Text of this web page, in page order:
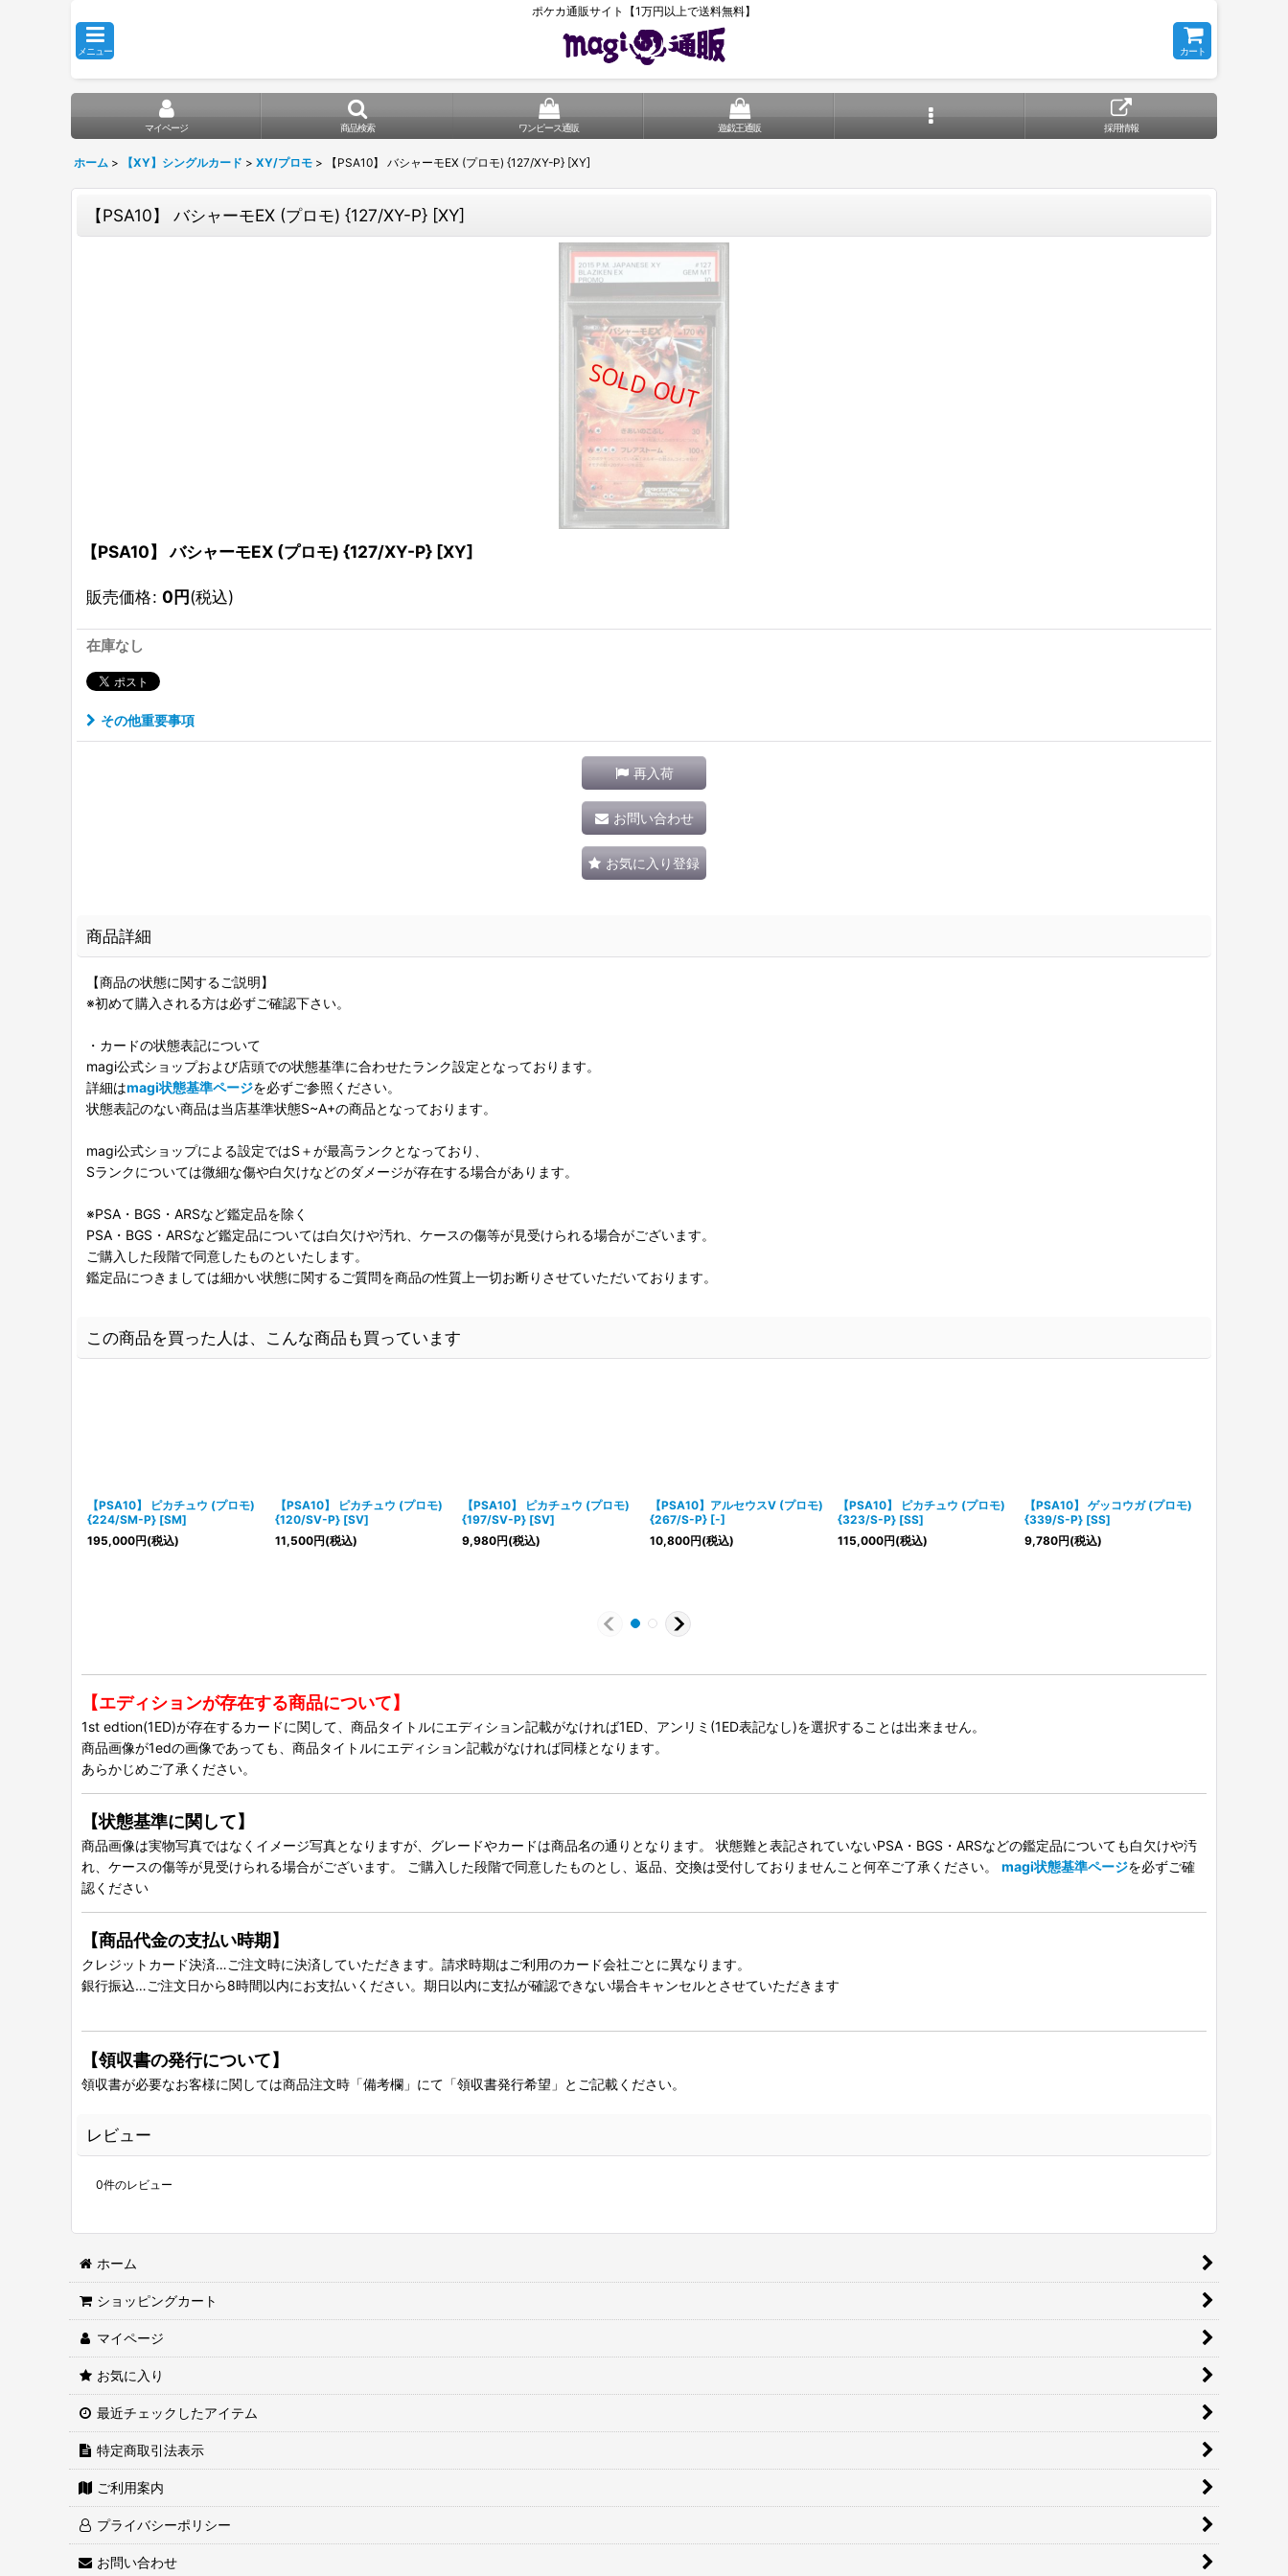
ポケカ通販サイト【1万円以上で送料無料】
メニュー カート
マイページ 商品検索 ワンピース通販 遊戯王通販 採用情報
ホーム > 【XY】シングルカード > XY/プロモ > 【PSA10】 バシャーモEX (プロモ) {127/XY-P} [XY]
【PSA10】 バシャーモEX (プロモ) {127/XY-P} [XY]
【PSA10】 バシャーモEX (プロモ) {127/XY-P} [XY]
販売価格: 0円(税込)
在庫なし
その他重要事項
再入荷
お問い合わせ
お気に入り登録
商品詳細
【商品の状態に関するご説明】
※初めて購入される方は必ずご確認下さい。
・カードの状態表記について
magi公式ショップおよび店頭での状態基準に合わせたランク設定となっております。
詳細はmagi状態基準ページを必ずご参照ください。
状態表記のない商品は当店基準状態S~A+の商品となっております。
magi公式ショップによる設定ではS＋が最高ランクとなっており、
Sランクについては微細な傷や白欠けなどのダメージが存在する場合があります。
※PSA・BGS・ARSなど鑑定品を除く
PSA・BGS・ARSなど鑑定品については白欠けや汚れ、ケースの傷等が見受けられる場合がございます。
ご購入した段階で同意したものといたします。
鑑定品につきましては細かい状態に関するご質問を商品の性質上一切お断りさせていただいております。
この商品を買った人は、こんな商品も買っています
【PSA10】 ピカチュウ (プロモ)
{224/SM-P} [SM]
195,000円(税込)
【PSA10】 ピカチュウ (プロモ)
{120/SV-P} [SV]
11,500円(税込)
【PSA10】 ピカチュウ (プロモ)
{197/SV-P} [SV]
9,980円(税込)
【PSA10】アルセウスV (プロモ)
{267/S-P} [-]
10,800円(税込)
【PSA10】 ピカチュウ (プロモ)
{323/S-P} [SS]
115,000円(税込)
【PSA10】 ゲッコウガ (プロモ)
{339/S-P} [SS]
9,780円(税込)
【エディションが存在する商品について】
1st edtion(1ED)が存在するカードに関して、商品タイトルにエディション記載がなければ1ED、アンリミ(1ED表記なし)を選択することは出来ません。
商品画像が1edの画像であっても、商品タイトルにエディション記載がなければ同様となります。
あらかじめご了承ください。
【状態基準に関して】
商品画像は実物写真ではなくイメージ写真となりますが、グレードやカードは商品名の通りとなります。 状態難と表記されていないPSA・BGS・ARSなどの鑑定品についても白欠けや汚
れ、ケースの傷等が見受けられる場合がございます。 ご購入した段階で同意したものとし、返品、交換は受付しておりませんこと何卒ご了承ください。 magi状態基準ページを必ずご確
認ください
【商品代金の支払い時期】
クレジットカード決済…ご注文時に決済していただきます。請求時期はご利用のカード会社ごとに異なります。
銀行振込…ご注文日から8時間以内にお支払いください。期日以内に支払が確認できない場合キャンセルとさせていただきます
【領収書の発行について】
領収書が必要なお客様に関しては商品注文時「備考欄」にて「領収書発行希望」とご記載ください。
レビュー
0件のレビュー
ホーム
ショッピングカート
マイページ
お気に入り
最近チェックしたアイテム
特定商取引法表示
ご利用案内
プライバシーポリシー
お問い合わせ